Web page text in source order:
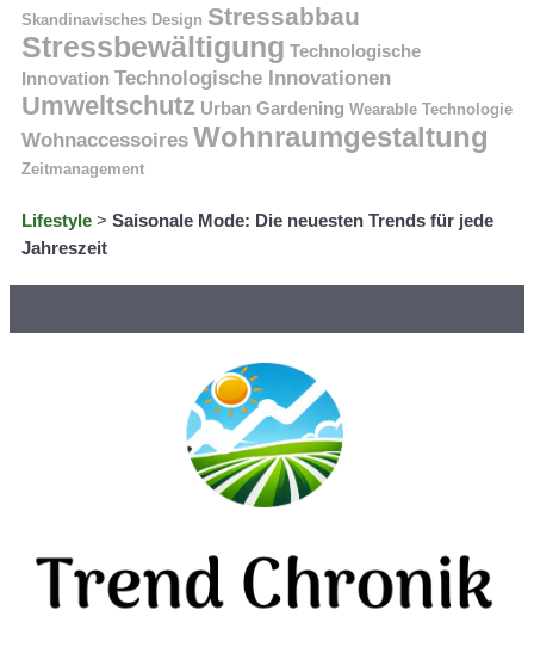
Skandinavisches Design Stressabbau
Stressbewältigung Technologische
Innovation Technologische Innovationen
Umweltschutz Urban Gardening Wearable Technologie
Wohnaccessoires Wohnraumgestaltung
Zeitmanagement
Lifestyle > Saisonale Mode: Die neuesten Trends für jede
Jahreszeit